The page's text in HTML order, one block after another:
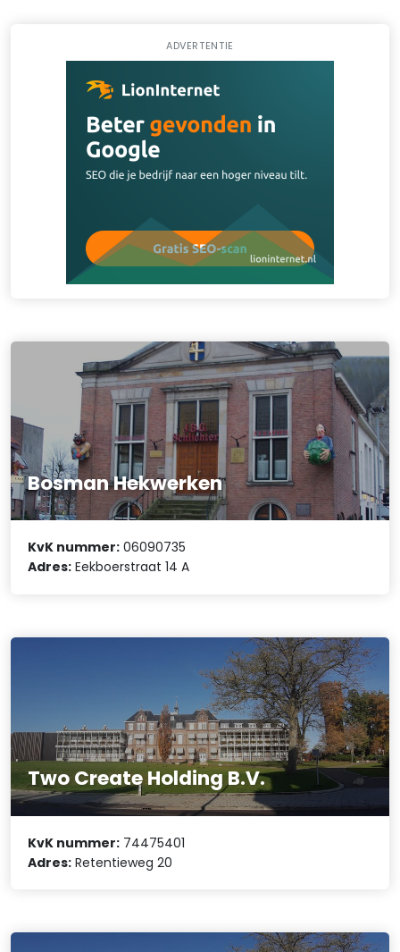
ADVERTENTIE
Bosman Hekwerken
KvK nummer: 06090735
Adres: Eekboerstraat 14 A
Two Create Holding B.V.
KvK nummer: 74475401
Adres: Retentieweg 20